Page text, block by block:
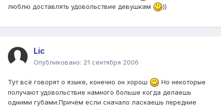
люблю доставлять удовольствие девушкам
))
Lic
Опубликовано: 21 сентября 2006
Тут всё говорят о языке, конечно он хорош
Но некоторые
получают удовольствие намного больше когда делаешь
одними губами.Причём если сначало ласкаешь передние